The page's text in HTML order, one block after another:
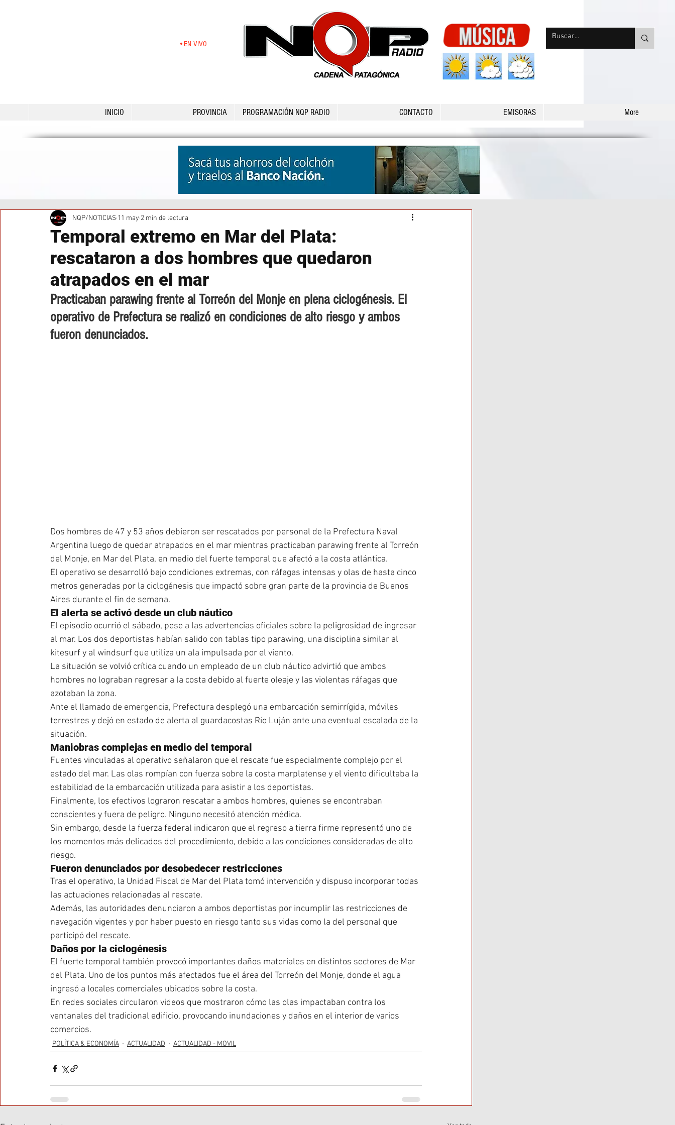
•EN VIVO
INICIO PROVINCIA PROGRAMACIÓN NQP RADIO CONTACTO EMISORAS More
Temporal extremo en Mar del Plata:
rescataron a dos hombres que quedaron
atrapados en el mar
NQP/NOTICIAS 11 may 2 min de lectura
Practicaban parawing frente al Torreón del Monje en plena ciclogénesis. El
operativo de Prefectura se realizó en condiciones de alto riesgo y ambos
fueron denunciados.
Dos hombres de 47 y 53 años debieron ser rescatados por personal de la Prefectura Naval
Argentina luego de quedar atrapados en el mar mientras practicaban parawing frente al Torreón
del Monje, en Mar del Plata, en medio del fuerte temporal que afectó a la costa atlántica.
El operativo se desarrolló bajo condiciones extremas, con ráfagas intensas y olas de hasta cinco
metros generadas por la ciclogénesis que impactó sobre gran parte de la provincia de Buenos
Aires durante el fin de semana.
El alerta se activó desde un club náutico
El episodio ocurrió el sábado, pese a las advertencias oficiales sobre la peligrosidad de ingresar
al mar. Los dos deportistas habían salido con tablas tipo parawing, una disciplina similar al
kitesurf y al windsurf que utiliza un ala impulsada por el viento.
La situación se volvió crítica cuando un empleado de un club náutico advirtió que ambos
hombres no lograban regresar a la costa debido al fuerte oleaje y las violentas ráfagas que
azotaban la zona.
Ante el llamado de emergencia, Prefectura desplegó una embarcación semirrígida, móviles
terrestres y dejó en estado de alerta al guardacostas Río Luján ante una eventual escalada de la
situación.
Maniobras complejas en medio del temporal
Fuentes vinculadas al operativo señalaron que el rescate fue especialmente complejo por el
estado del mar. Las olas rompían con fuerza sobre la costa marplatense y el viento dificultaba la
estabilidad de la embarcación utilizada para asistir a los deportistas.
Finalmente, los efectivos lograron rescatar a ambos hombres, quienes se encontraban
conscientes y fuera de peligro. Ninguno necesitó atención médica.
Sin embargo, desde la fuerza federal indicaron que el regreso a tierra firme representó uno de
los momentos más delicados del procedimiento, debido a las condiciones consideradas de alto
riesgo.
Fueron denunciados por desobedecer restricciones
Tras el operativo, la Unidad Fiscal de Mar del Plata tomó intervención y dispuso incorporar todas
las actuaciones relacionadas al rescate.
Además, las autoridades denunciaron a ambos deportistas por incumplir las restricciones de
navegación vigentes y por haber puesto en riesgo tanto sus vidas como la del personal que
participó del rescate.
Daños por la ciclogénesis
El fuerte temporal también provocó importantes daños materiales en distintos sectores de Mar
del Plata. Uno de los puntos más afectados fue el área del Torreón del Monje, donde el agua
ingresó a locales comerciales ubicados sobre la costa.
En redes sociales circularon videos que mostraron cómo las olas impactaban contra los
ventanales del tradicional edificio, provocando inundaciones y daños en el interior de varios
comercios.
POLÍTICA & ECONOMÍA ACTUALIDAD ACTUALIDAD - MOVIL